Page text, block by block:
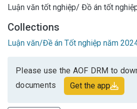
Luận văn tốt nghiệp/ Đồ án tốt
Collections
Luận văn/Đề án Tốt nghiệp năm
Please use the AOF DRM to
documents
Get the app